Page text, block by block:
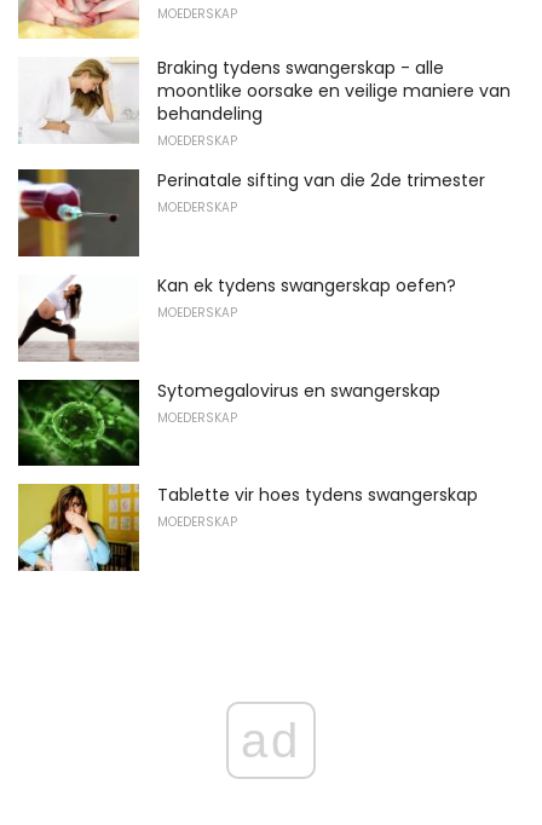
MOEDERSKAP
Braking tydens swangerskap - alle
moontlike oorsake en veilige maniere van
behandeling
MOEDERSKAP
Perinatale sifting van die 2de trimester
MOEDERSKAP
Kan ek tydens swangerskap oefen?
MOEDERSKAP
Sytomegalovirus en swangerskap
MOEDERSKAP
Tablette vir hoes tydens swangerskap
MOEDERSKAP
ad